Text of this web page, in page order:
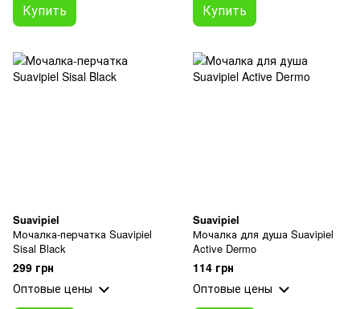
Купить Купить
Suavipiel
Мочалка-перчатка Suavipiel
Sisal Black
299 грн
Оптовые цены
Suavipiel
Мочалка для душа Suavipiel
Active Dermo
114 грн
Оптовые цены